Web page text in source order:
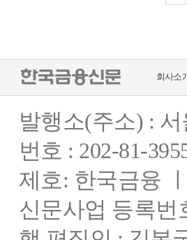
회사소
발행소(주소) :
번호 : 202-81-
제호: 한국금융
신문사업 등록번